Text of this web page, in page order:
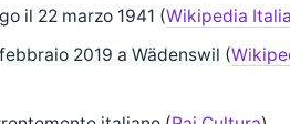
il 22 marzo 1941 (Wikipedia
2019 a Wädenswil (